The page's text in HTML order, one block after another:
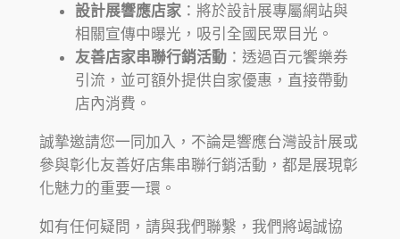
設計展響應店家 ：將於設計展專屬網站與
相關宣傳中曝光，吸引全國民眾目光。
友善店家串聯行銷活動：透過百元饗樂券
引流，並可額外提供自家優惠，直接帶動
店內消費。
誠摯邀請您一同加入，不論是響應台灣設計展或
參與彰化友善好店集串聯行銷活動，都是展現彰
化魅力的重要一環。
如有任何疑問，請與我們聯繫，我們將竭誠協